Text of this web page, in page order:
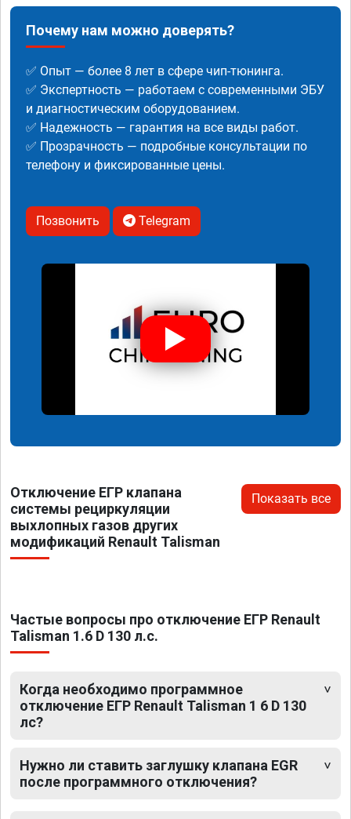
Почему нам можно доверять?
✅ Опыт — более 8 лет в сфере чип-тюнинга.
✅ Экспертность — работаем с современными ЭБУ
и диагностическим оборудованием.
✅ Надежность — гарантия на все виды работ.
✅ Прозрачность — подробные консультации по
телефону и фиксированные цены.
Позвонить Telegram
Отключение ЕГР клапана
системы рециркуляции
выхлопных газов других
модификаций Renault Talisman
Показать все
Частые вопросы про отключение ЕГР Renault
Talisman 1.6 D 130 л.с.
Когда необходимо программное
отключение ЕГР Renault Talisman 1 6 D 130
лс?
Нужно ли ставить заглушку клапана EGR
после программного отключения?